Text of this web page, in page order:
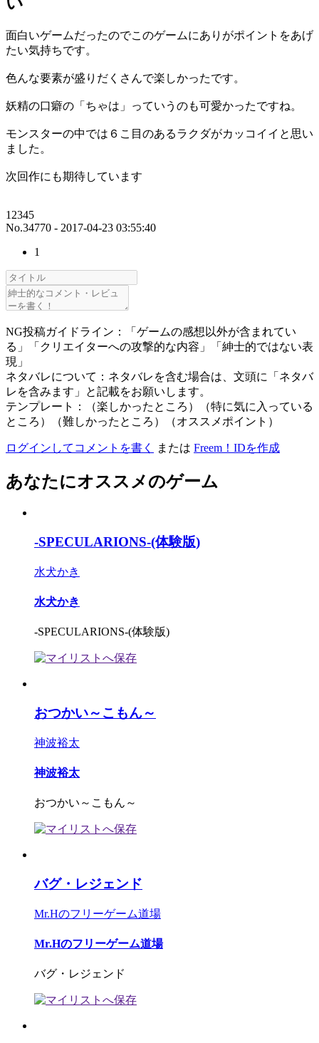
面白いゲームだったのでこのゲームにありがポイントをあげ
たい気持ちです。
色んな要素が盛りだくさんで楽しかったです。
妖精の口癖の「ちゃは」っていうのも可愛かったですね。
モンスターの中では６こ目のあるラクダがカッコイイと思い
ました。
次回作にも期待しています
12345
No.34770 - 2017-04-23 03:55:40
1
NG投稿ガイドライン：「ゲームの感想以外が含まれてい
る」「クリエイターへの攻撃的な内容」「紳士的ではない表
現」
ネタバレについて：ネタバレを含む場合は、文頭に「ネタバ
レを含みます」と記載をお願いします。
テンプレート：（楽しかったところ）（特に気に入っている
ところ）（難しかったところ）（オススメポイント）
ログインしてコメントを書く または Freem！IDを作成
あなたにオススメのゲーム
-SPECULARIONS-(体験版)
水犬かき
水犬かき
-SPECULARIONS-(体験版)
おつかい～こもん～
神波裕太
神波裕太
おつかい～こもん～
バグ・レジェンド
Mr.Hのフリーゲーム道場
Mr.Hのフリーゲーム道場
バグ・レジェンド